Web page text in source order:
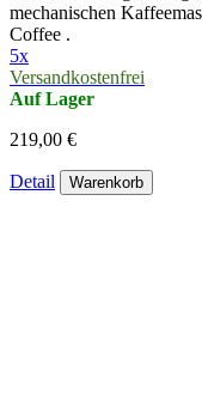
mechanischen
Coffee .
5x
Versandkostenfrei
Auf Lager
219,00 €
Detail Warenkorb